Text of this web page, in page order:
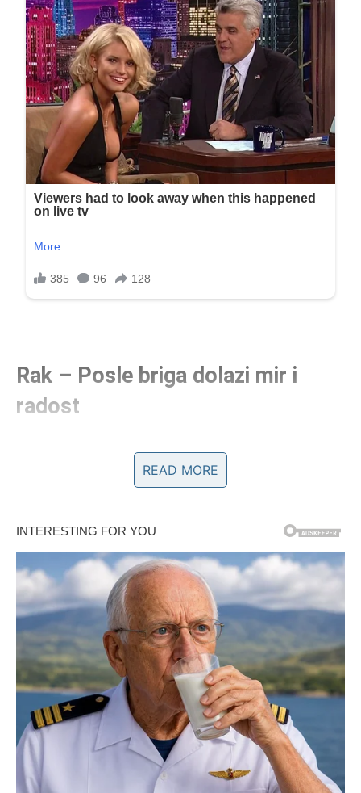
Rak – Posle briga dolazi mir i
radost
On brine o ljudima koje voli, često stavlja tuđe potrebe
ispred svojih i ponekad nosi teret odgovornosti koji drugi
periode u kojima oseća umor ili zabrinutost.
U prethodnom periodu mnogi Rakovi su se suočavali sa
situacijama koje su zahtevale strpljenje. Možda su čekali
odgovor vezan za posao, možda su se nadali nekoj
promeni u ljubavi ili su jednostavno želeli da se neka
porodična situacija konačno razreši.
Do kraja marta stvari počinju da se pomeraju u lepšem
pravcu. Rak može dobiti vest koja donosi veliko emotivno
olakšanje. To može biti poruka od osobe koja mu je
važna, pomirenje sa nekim iz prošlosti ili informacija koja
rešava dilemu koja je dugo trajala.
READ MORE